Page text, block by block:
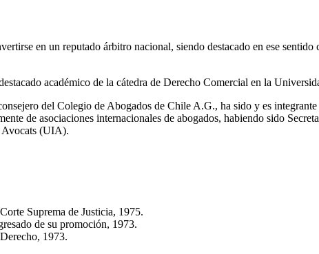
en un reputado árbitro nacional, siendo destacado en ese
académico de la cátedra de Derecho Comercial en la
del Colegio de Abogados de Chile A.G., ha sido y es
de asociaciones internacionales de abogados, habiendo sido
Avocats (UIA).
Suprema de Justicia, 1975.
de su promoción, 1973.
1973.